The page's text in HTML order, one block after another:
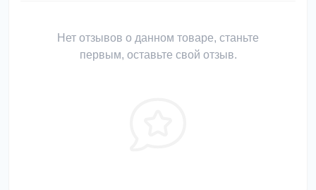
Нет отзывов о данном товаре, станьте
первым, оставьте свой отзыв.